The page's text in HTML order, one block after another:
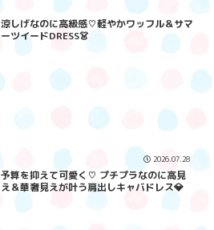
涼しげなのに高級感♡軽やかワッフル＆サマ
ーツイードDRESS👗
2026.07.28
予算を抑えて可愛く♡ プチプラなのに高見
え＆華奢見えが叶う肩出しキャバドレス💎